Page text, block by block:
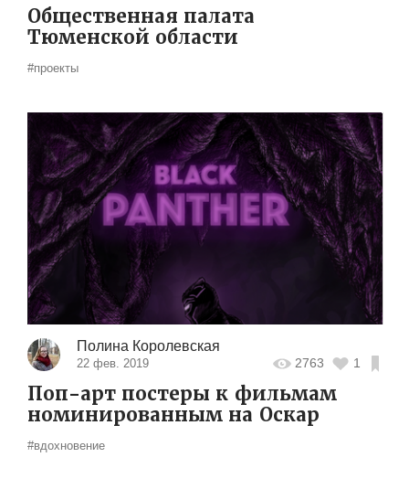
Общественная палата
Тюменской области
#проекты
Полина Королевская
22 фев. 2019 2763 1
Поп-арт постеры к фильмам
номинированным на Оскар
#вдохновение